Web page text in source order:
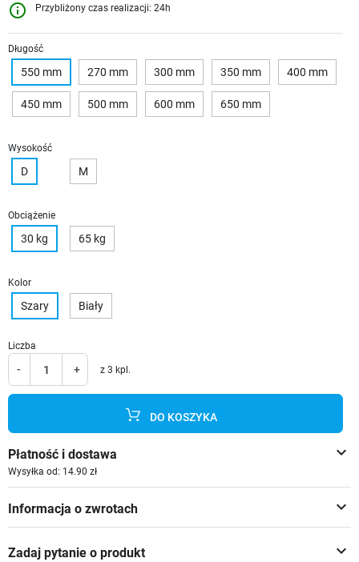
info_outline Przybliżony czas realizacji: 24h
Długość
550 mm 270 mm 300 mm 350 mm 400 mm
450 mm 500 mm 600 mm 650 mm
Wysokość
D M
Obciążenie
30 kg 65 kg
Kolor
Szary Biały
Liczba
- + z 3 kpl.
DO KOSZYKA
keyboard_arrow_down
Płatność i dostawa
Wysyłka od: 14.90 zł
keyboard_arrow_down
Informacja o zwrotach
keyboard_arrow_down
Zadaj pytanie o produkt